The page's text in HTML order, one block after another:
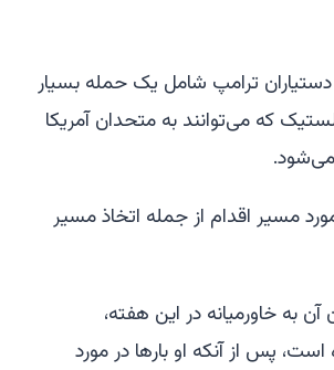
ترامپ شامل یک حمله بسیار
که می‌توانند به متحدان آمریکا
می‌شود.
مسیر اقدام از جمله اتخاذ مسیر
به خاورمیانه در این هفته،
پس از آنکه او بارها در مورد